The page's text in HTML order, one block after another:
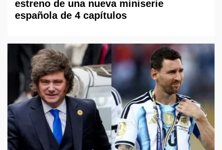
estreno de una nueva miniserie
española de 4 capítulos